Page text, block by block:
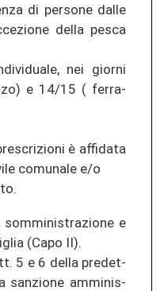
di per­so­ne dalle
della pesca
nei gior­ni
e 14/15 ( fer­ra­
è af­fi­da­ta
co­mu­na­le e/o
som­mi­nis­tra­zio­ne e
(Capo II).
5 e 6 della pre­det­
san­zio­ne am­mi­nis­